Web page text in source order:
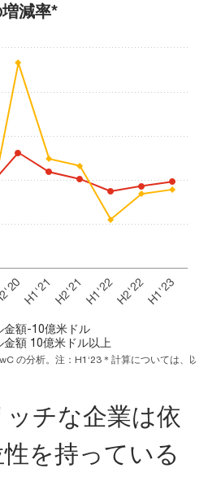
減率*
categories.
values. Range: -100 to 150.
金額-10億米ドル
金額 10億米ドル以上
H1'21H2'21H1'22H2'22H1'23
の分析。注：H1‘23＊計算については、以
チな企業は依
を持っている